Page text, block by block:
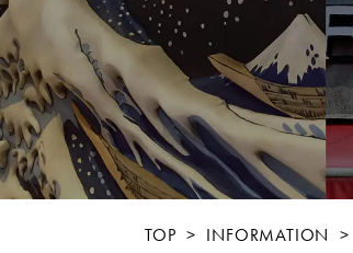
TOP > INFORMATION >